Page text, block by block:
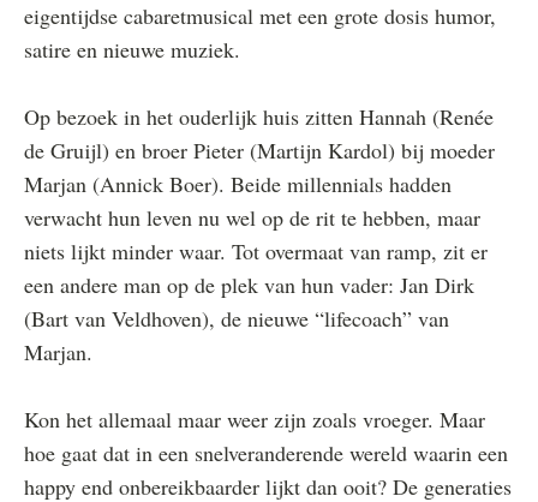
eigentijdse cabaretmusical met een grote dosis humor,
satire en nieuwe muziek.
Op bezoek in het ouderlijk huis zitten Hannah (Renée
de Gruijl) en broer Pieter (Martijn Kardol) bij moeder
Marjan (Annick Boer). Beide millennials hadden
verwacht hun leven nu wel op de rit te hebben, maar
niets lijkt minder waar. Tot overmaat van ramp, zit er
een andere man op de plek van hun vader: Jan Dirk
(Bart van Veldhoven), de nieuwe “lifecoach” van
Marjan.
Kon het allemaal maar weer zijn zoals vroeger. Maar
hoe gaat dat in een snelveranderende wereld waarin een
happy end onbereikbaarder lijkt dan ooit? De generaties